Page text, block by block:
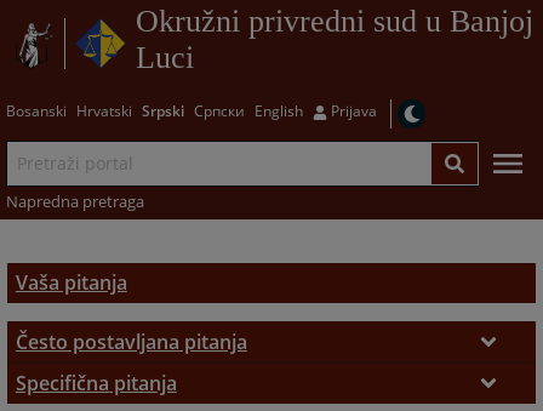
Okružni privredni sud u Banjoj
Luci
Bosanski Hrvatski Srpski Српски English Prijava
Napredna pretraga
Vaša pitanja
Često postavljana pitanja
Često postavljana pitanja
Specifična pitanja